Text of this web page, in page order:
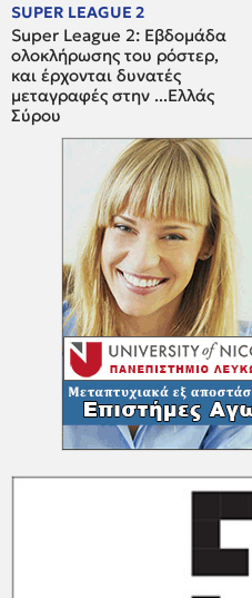
SUPER LEAGUE 2
Super League 2: Εβδομάδα
ολοκλήρωσης του ρόστερ,
και έρχονται δυνατές
μεταγραφές στην ...Ελλάς
Σύρου